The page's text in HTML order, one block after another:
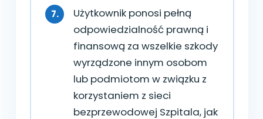
Użytkownik ponosi pełną
odpowiedzialność prawną i
finansową za wszelkie szkody
wyrządzone innym osobom
lub podmiotom w związku z
korzystaniem z sieci
bezprzewodowej Szpitala, jak